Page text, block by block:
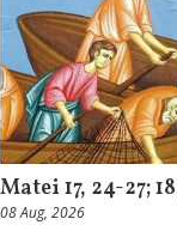
Matei 17, 24-27;
08 Aug, 2026